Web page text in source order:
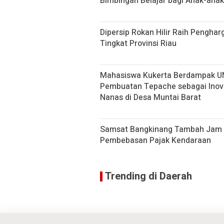
Dipersip Rokan Hilir Raih
Tingkat Provinsi Riau
Mahasiswa Kukerta Berdampak
Pembuatan Tepache sebagai
Nanas di Desa Muntai Barat
Samsat Bangkinang Tambah
Pembebasan Pajak Kendaraan
Trending di Daerah